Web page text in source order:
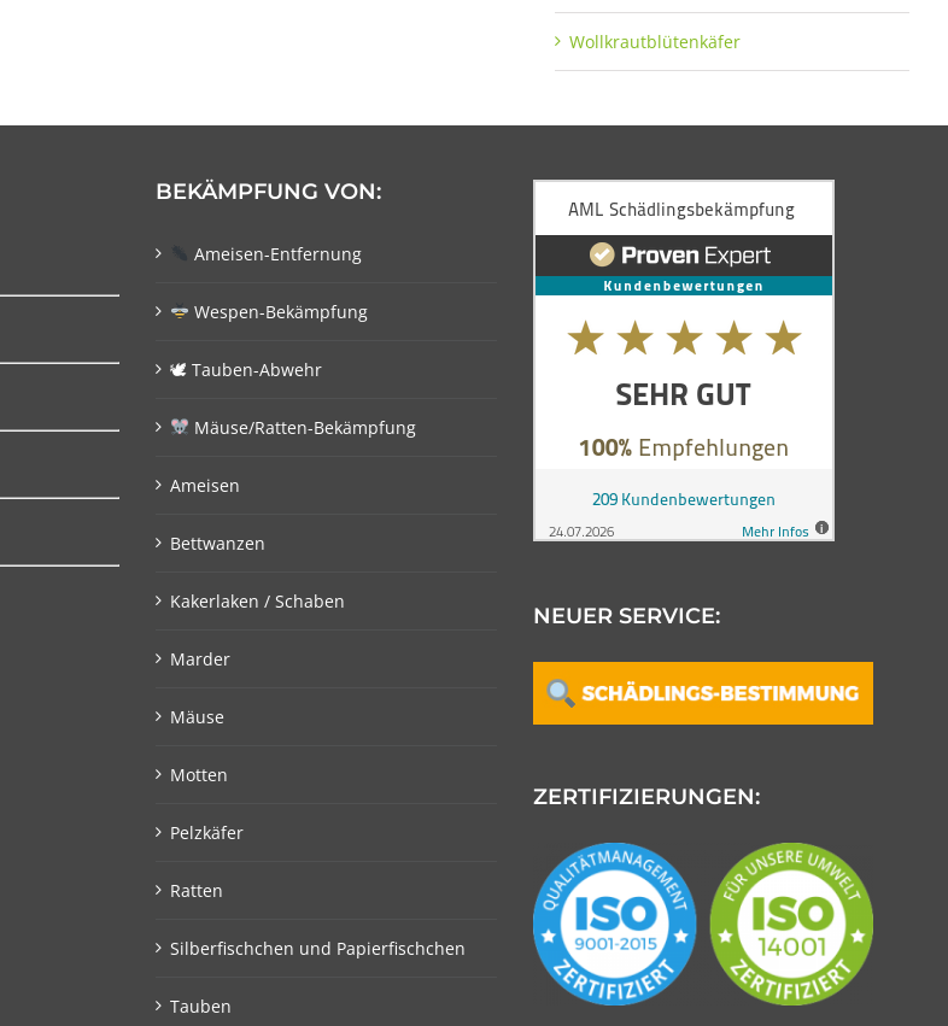
Wollkrautblütenkäfer
BEKÄMPFUNG VON:
Ameisen-Entfernung
Wespen-Bekämpfung
🕊 Tauben-Abwehr
Mäuse/Ratten-Bekämpfung
Ameisen
Bettwanzen
Kakerlaken / Schaben
Marder
Mäuse
Motten
Pelzkäfer
Ratten
Silberfischchen und Papierfischchen
Tauben
NEUER SERVICE:
ZERTIFIZIERUNGEN: